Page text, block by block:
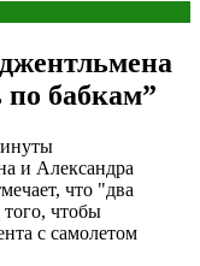
по бабкам”
и Александра
что "два
того, чтобы
с самолетом